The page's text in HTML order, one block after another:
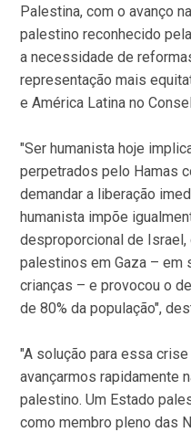
Palestina, com o avanço
palestino reconhecido
a necessidade de
representação mais
e América Latina no
"Ser humanista hoje
perpetrados pelo Hamas
demandar a liberação
humanista impõe
desproporcional de
palestinos em Gaza – em
crianças – e provocou o
de 80% da população",
"A solução para essa
avançarmos rapidamente
palestino. Um Estado
como membro pleno das